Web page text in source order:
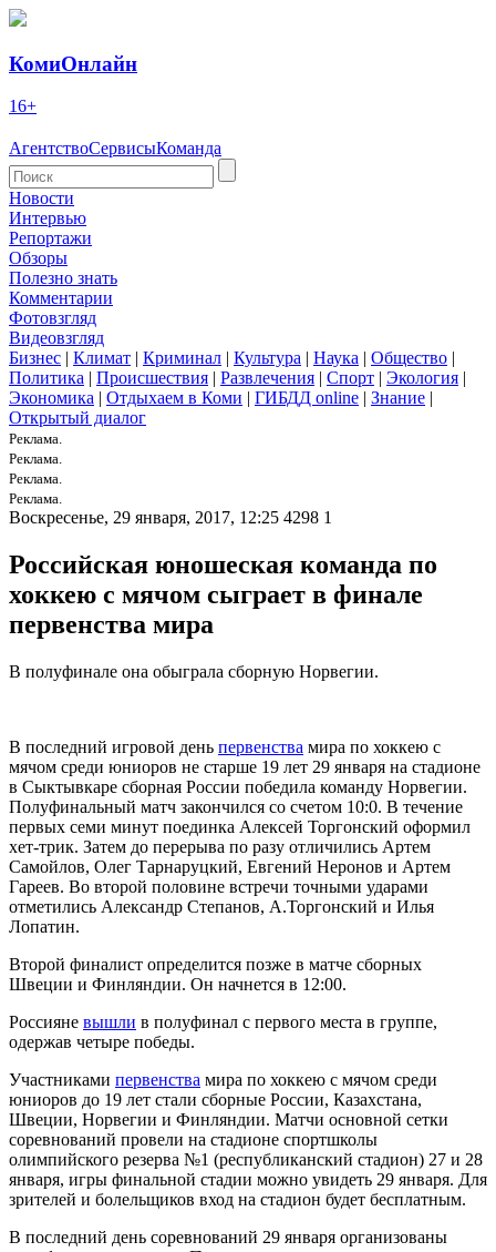
КомиОнлайн
16+
АгентствоСервисыКоманда
Новости
Интервью
Репортажи
Обзоры
Полезно знать
Комментарии
Фотовзгляд
Видеовзгляд
Бизнес | Климат | Криминал | Культура | Наука | Общество |
Политика | Происшествия | Развлечения | Спорт | Экология |
Экономика | Отдыхаем в Коми | ГИБДД online | Знание |
Открытый диалог
Реклама.
Реклама.
Реклама.
Реклама.
Воскресенье, 29 января, 2017, 12:25 4298 1
Российская юношеская команда по
хоккею с мячом сыграет в финале
первенства мира
В полуфинале она обыграла сборную Норвегии.
В последний игровой день первенства мира по хоккею с
мячом среди юниоров не старше 19 лет 29 января на стадионе
в Сыктывкаре сборная России победила команду Норвегии.
Полуфинальный матч закончился со счетом 10:0. В течение
первых семи минут поединка Алексей Торгонский оформил
хет-трик. Затем до перерыва по разу отличились Артем
Самойлов, Олег Тарнаруцкий, Евгений Неронов и Артем
Гареев. Во второй половине встречи точными ударами
отметились Александр Степанов, А.Торгонский и Илья
Лопатин.
Второй финалист определится позже в матче сборных
Швеции и Финляндии. Он начнется в 12:00.
Россияне вышли в полуфинал с первого места в группе,
одержав четыре победы.
Участниками первенства мира по хоккею с мячом среди
юниоров до 19 лет стали сборные России, Казахстана,
Швеции, Норвегии и Финляндии. Матчи основной сетки
соревнований провели на стадионе спортшколы
олимпийского резерва №1 (республиканский стадион) 27 и 28
января, игры финальной стадии можно увидеть 29 января. Для
зрителей и болельщиков вход на стадион будет бесплатным.
В последний день соревнований 29 января организованы